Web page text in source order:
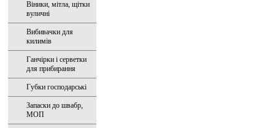
Віники, мітла, щітки
вуличні
Вибивачки для
килимів
Ганчірки і серветки
для прибирання
Губки господарські
Запаски до швабр,
МОП